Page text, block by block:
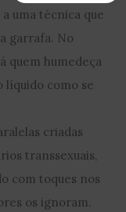
uma técnica que
garrafa. No
quem humedeça
líquido como se
criadas
transsexuais,
com toques nos
os ignoram.